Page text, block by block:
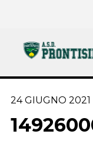
24 GIUGNO 2021